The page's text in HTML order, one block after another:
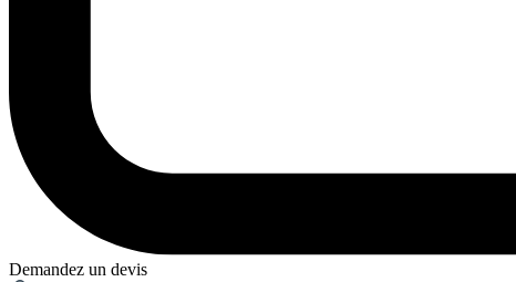
Demandez un devis